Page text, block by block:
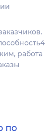
работа
по